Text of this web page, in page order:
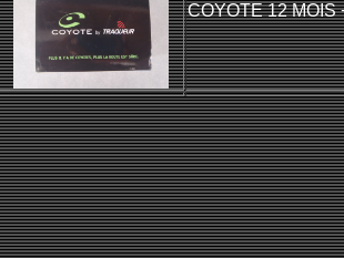
COYOTE 12 MOIS